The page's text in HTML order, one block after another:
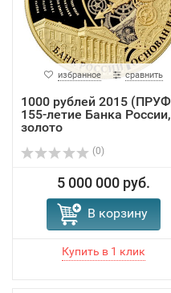
избранное сравнить
1000 рублей 2015
155-летие Банка России,
золото
(0)
5 000 000 руб.
В корзину